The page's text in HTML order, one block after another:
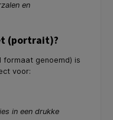
en
(portrait)?
genoemd) is
voor:
in een drukke